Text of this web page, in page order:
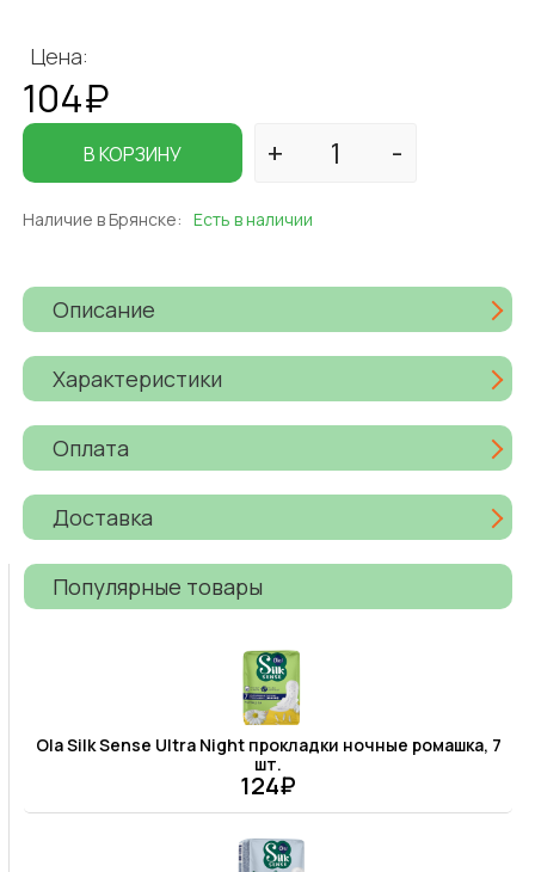
Цена:
104₽
В КОРЗИНУ
Наличие в Брянске: Есть в наличии
Описание
Характеристики
Оплата
Доставка
Популярные товары
Ola Silk Sense Ultra Night прокладки ночные ромашка, 7
шт.
124₽